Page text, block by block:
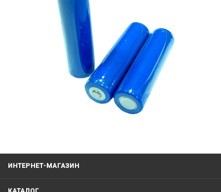
ИНТЕРНЕТ-МАГАЗИН